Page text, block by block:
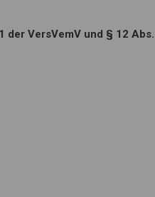
der VersVemV und § 12